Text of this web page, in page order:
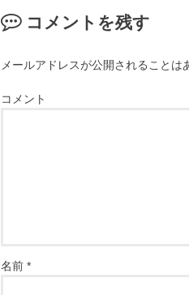
コメントを残す
メールアドレスが公開されることは
コメント
名前 *